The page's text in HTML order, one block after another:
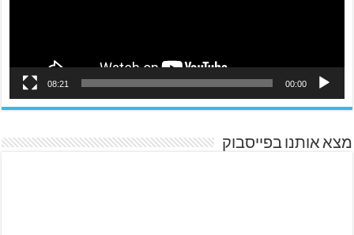
00:00
08:21
מצא אותנו בפייסבוק